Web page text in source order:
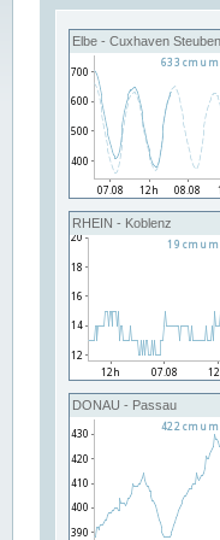
Elbe - Cuxhaven
RHEIN - Koblenz
DONAU - Passau